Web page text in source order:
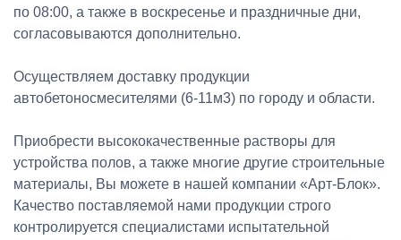
по 08:00, а также в воскресенье и праздничные дни,
согласовываются дополнительно.
Осуществляем доставку продукции
автобетоносмесителями (6-11м3) по городу и области.
Приобрести высококачественные растворы для
устройства полов, а также многие другие строительные
материалы, Вы можете в нашей компании «Арт-Блок».
Качество поставляемой нами продукции строго
контролируется специалистами испытательной